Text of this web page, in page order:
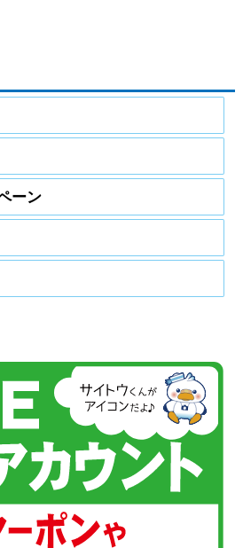
ーン
真舘
月～土)
日祝)
真舘Instagram
地図
Ｋ
だけないサービスもございます。
リック
会社概要